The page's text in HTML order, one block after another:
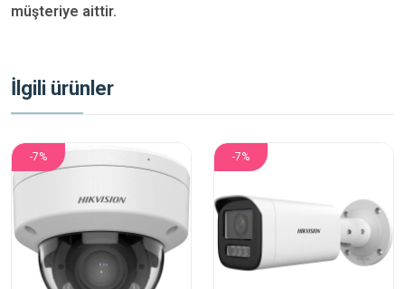
müşteriye aittir.
İlgili ürünler
-7% -7%